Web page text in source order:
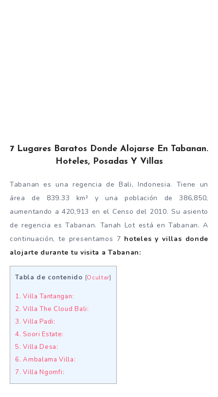
7 Lugares Baratos Donde Alojarse En Tabanan.
Hoteles, Posadas Y Villas
Tabanan es una regencia de Bali, Indonesia. Tiene un
área de 839.33 km² y una población de 386,850,
aumentando a 420,913 en el Censo del 2010. Su asiento
de regencia es Tabanan. Tanah Lot está en Tabanan. A
continuación, te presentamos 7 hoteles y villas donde
alojarte durante tu visita a Tabanan:
Tabla de contenido [Ocultar]
1. Villa Tantangan:
2. Villa The Cloud Bali:
3. Villa Padi:
4. Soori Estate:
5. Villa Desa:
6. Ambalama Villa:
7. Villa Ngomfi: